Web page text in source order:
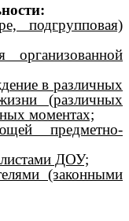
подгрупповая)
в различных
(различных
моментах;
предметно-
ДОУ;
(законными